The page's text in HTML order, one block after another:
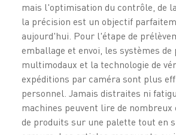
mais l'optimisation du contrôle, de
la précision est un objectif
aujourd'hui. Pour l'étape de
emballage et envoi, les systèmes de
multimodaux et la technologie de
expéditions par caméra sont plus
personnel. Jamais distraites ni
machines peuvent lire de nombreux
de produits sur une palette tout en